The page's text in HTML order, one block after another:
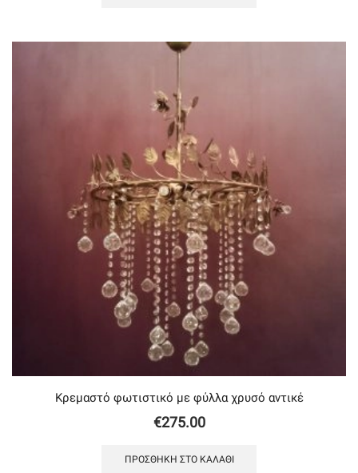
Κρεμαστό φωτιστικό με φύλλα χρυσό αντικέ
€275.00
ΠΡΟΣΘΉΚΗ ΣΤΟ ΚΑΛΆΘΙ